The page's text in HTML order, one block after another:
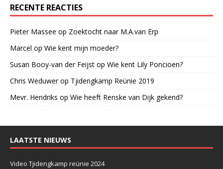
RECENTE REACTIES
Pieter Massee op Zoektocht naar M.A.van Erp
Marcel op Wie kent mijn moeder?
Susan Booy-van der Feijst op Wie kent Lily Poncioen?
Chris Weduwerop Tjidengkamp Reünie 2019
Mevr. Hendriks op Wie heeft Renske van Dijk gekend?
LAATSTE NIEUWS
Video Tjidengkamp reünie 2024